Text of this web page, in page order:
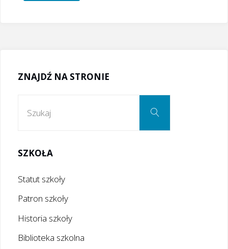
ZNAJDŹ NA STRONIE
Szukaj
SZKOŁA
Statut szkoły
Patron szkoły
Historia szkoły
Biblioteka szkolna